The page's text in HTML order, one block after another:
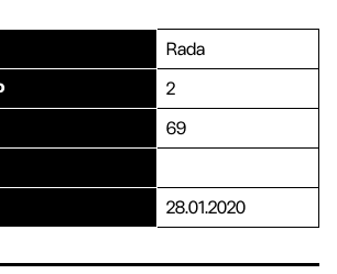
Rada
2
69
28.01.2020